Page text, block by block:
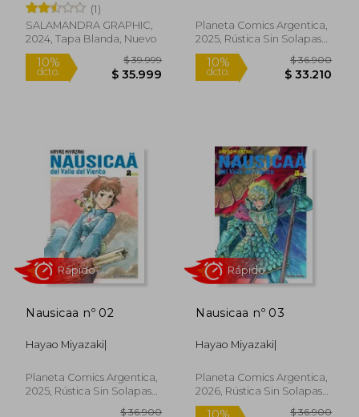
(1)
SALAMANDRA GRAPHIC,
2024, Tapa Blanda, Nuevo
10%
dcto.
$ 39.999
$ 35.999
Rápido
Planeta Comics Argentica,
2025, Rústica Sin Solapas
Con S/cub., Nuevo
10%
dcto.
Nausicaa nº 02
Hayao Miyazaki|
Planeta Comics Argentica,
2025, Rústica Sin Solapas
Nausicaa nº 03
Hayao Miyazaki|
Planeta Comics Argentica,
2026, Rústica Sin Solapas
Con S/cub., Nuevo